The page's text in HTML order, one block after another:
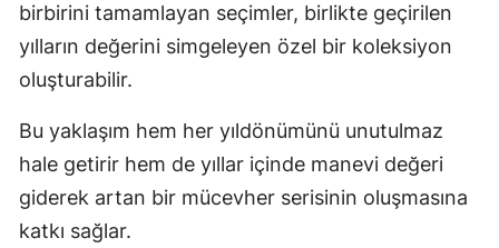
birbirini tamamlayan seçimler, birlikte geçirilen
yılların değerini simgeleyen özel bir koleksiyon
oluşturabilir.
Bu yaklaşım hem her yıldönümünü unutulmaz
hale getirir hem de yıllar içinde manevi değeri
giderek artan bir mücevher serisinin oluşmasına
katkı sağlar.